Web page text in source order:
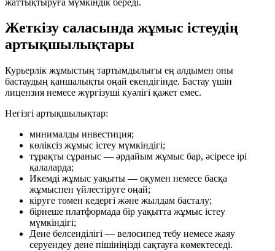
Жеткізу саласында жұмыс істеудің
артықшылықтары
Курьерлік жұмыстың тартымдылығы ең алдымен оны
бастаудың қаншалықты оңай екендігінде. Бастау үшін
лицензия немесе жүргізуші куәлігі қажет емес.
Негізгі артықшылықтар:
минималды инвестиция;
көліксіз жұмыс істеу мүмкіндігі;
тұрақты сұраныс — әрдайым жұмыс бар, әсіресе ірі
қалаларда;
Икемді жұмыс уақыты — оқумен немесе басқа
жұмыспен үйлестіруге оңай;
кіруге төмен кедергі және жылдам басталу;
бірнеше платформада бір уақытта жұмыс істеу
мүмкіндігі;
Дене белсенділігі — велосипед тебу немесе жаяу
серуендеу дене пішініңізді сақтауға көмектеседі.